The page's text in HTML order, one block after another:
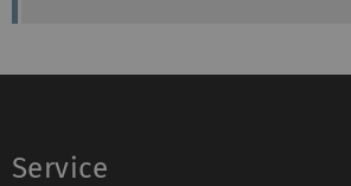
Service